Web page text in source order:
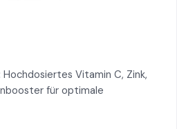
Vitamin C, Zink,
für optimale